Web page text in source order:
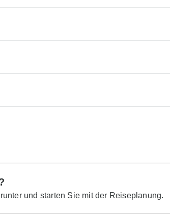
und starten Sie mit der Reiseplanung.